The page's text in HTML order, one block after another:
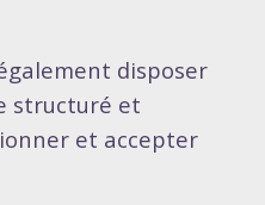
disposer
structuré et
et accepter